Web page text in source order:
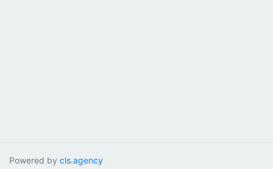
Powered by cls.agency